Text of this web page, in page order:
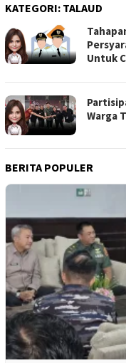
KATEGORI: TALAUD
Untuk
Warga
BERITA POPULER